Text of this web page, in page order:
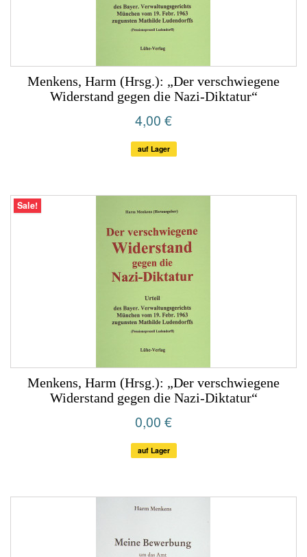
Menkens, Harm (Hrsg.): „Der verschwiegene
Widerstand gegen die Nazi-Diktatur“
4,00 €
auf Lager
Sale!
Menkens, Harm (Hrsg.): „Der verschwiegene
Widerstand gegen die Nazi-Diktatur“
0,00 €
auf Lager